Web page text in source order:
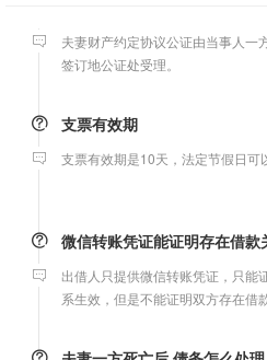
签订地公证处受理。
支票有效期是10天，法定节假日可
出借人只提供微信转账凭证，只能
系生效，但是不能证明双方存在借